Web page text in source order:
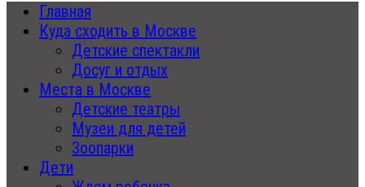
Главная
Куда сходить в Москве
Детские спектакли
Досуг и отдых
Места в Москве
Детские театры
Музеи для детей
Зоопарки
Дети